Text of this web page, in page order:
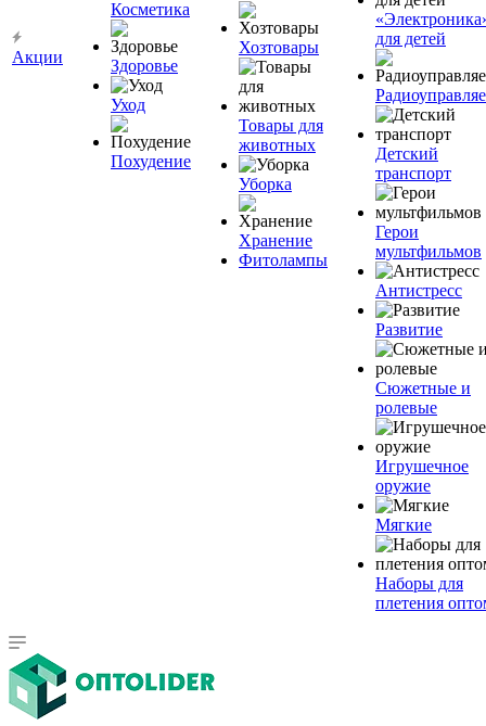
Акции
Косметика
Здоровье
Уход
Похудение
Хозтовары
Товары для
животных
Уборка
Хранение
Фитолампы
для детей
Детский
транспорт
Герои
мультфильмов
Антистресс
Развитие
Сюжетные и
ролевые
Игрушечное
оружие
Мягкие
Наборы для
плетения